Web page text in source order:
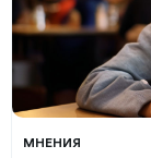
МНЕНИЯ